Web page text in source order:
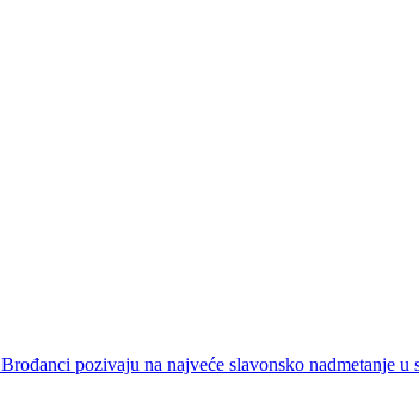
Brođanci pozivaju na najveće slavonsko nadmetanje u